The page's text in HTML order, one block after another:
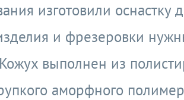
изготовили оснастку
и фрезеровки
выполнен из
аморфного